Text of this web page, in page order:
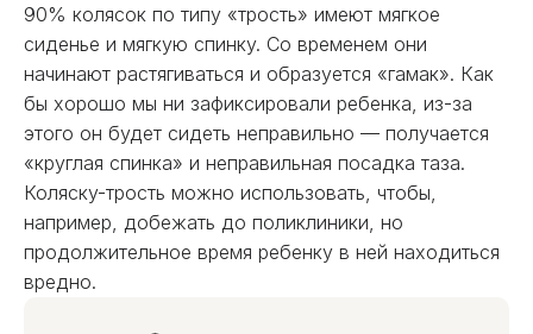
90% колясок по типу «трость» имеют мягкое
сиденье и мягкую спинку. Со временем они
начинают растягиваться и образуется «гамак». Как
бы хорошо мы ни зафиксировали ребенка, из-за
этого он будет сидеть неправильно — получается
«круглая спинка» и неправильная посадка таза.
Коляску-трость можно использовать, чтобы,
например, добежать до поликлиники, но
продолжительное время ребенку в ней находиться
вредно.